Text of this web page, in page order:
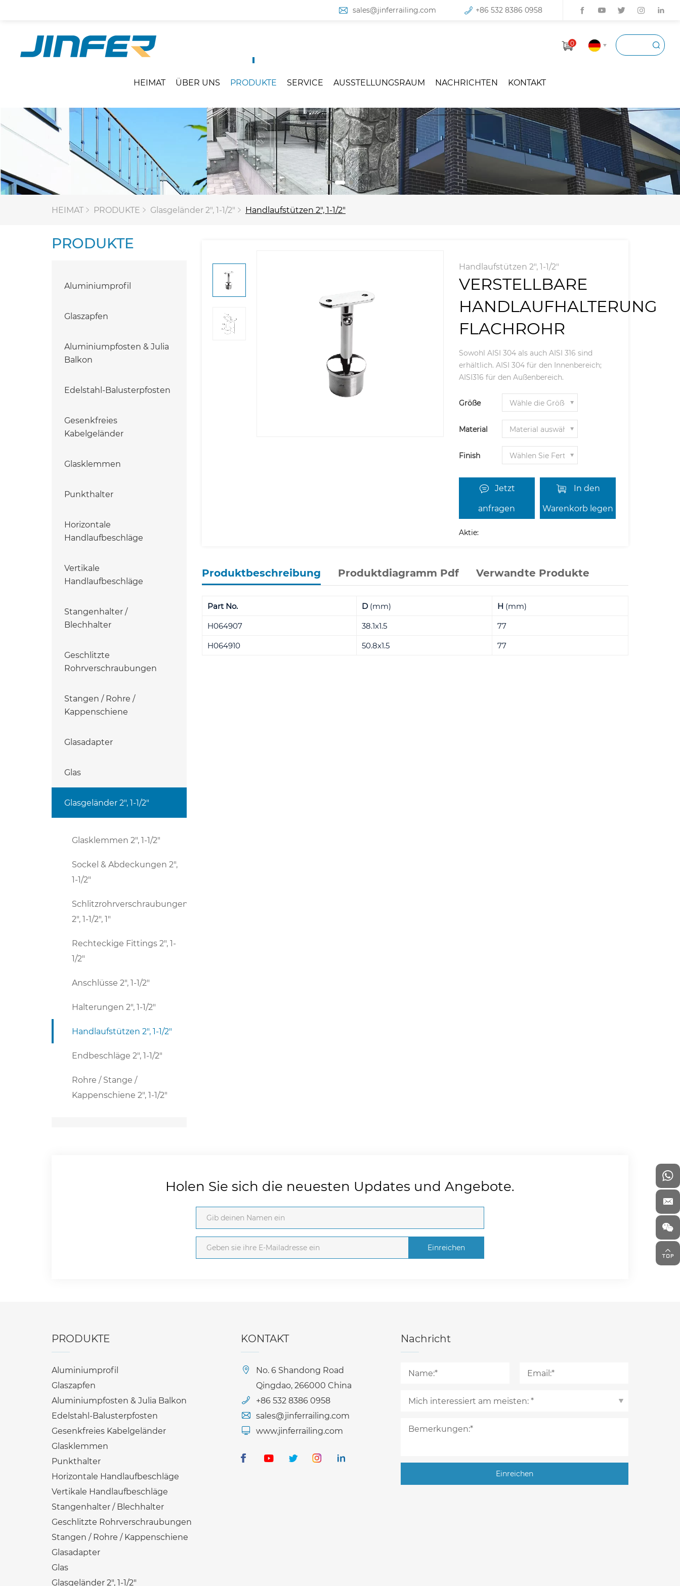
sales@jinferrailing.com +86 532 8386 0958
0
HEIMAT ÜBER UNS PRODUKTE SERVICE AUSSTELLUNGSRAUM NACHRICHTEN KONTAKT
HEIMAT PRODUKTE Glasgeländer 2", 1-1/2" Handlaufstützen 2", 1-1/2"
PRODUKTE
Aluminiumprofil
Glaszapfen
Aluminiumpfosten & Julia
Balkon
Edelstahl-Balusterpfosten
Gesenkfreies
Kabelgeländer
Glasklemmen
Punkthalter
Horizontale
Handlaufbeschläge
Vertikale
Handlaufbeschläge
Stangenhalter /
Blechhalter
Geschlitzte
Rohrverschraubungen
Stangen / Rohre /
Kappenschiene
Glasadapter
Glas
Glasgeländer 2", 1-1/2"
Glasklemmen 2", 1-1/2"
Sockel & Abdeckungen 2",
1-1/2"
Schlitzrohrverschraubungen
2", 1-1/2", 1"
Rechteckige Fittings 2", 1-
1/2"
Anschlüsse 2", 1-1/2"
Halterungen 2", 1-1/2"
Handlaufstützen 2", 1-1/2"
Endbeschläge 2", 1-1/2"
Rohre / Stange /
Kappenschiene 2", 1-1/2"
Handlaufstützen 2", 1-1/2"
VERSTELLBARE
HANDLAUFHALTERUNG
FLACHROHR
Sowohl AISI 304 als auch AISI 316 sind
erhältlich. AISI 304 für den Innenbereich;
AISI316 für den Außenbereich.
Größe
Material
Finish
Jetzt
anfragen
In den
Warenkorb legen
Aktie:
Produktbeschreibung Produktdiagramm Pdf Verwandte Produkte
Part No. D(mm) H(mm)
H064907
38.1x1.5
77
H064910
50.8x1.5 77
Holen Sie sich die neuesten Updates und Angebote.
Einreichen
PRODUKTE
Aluminiumprofil
Glaszapfen
Aluminiumpfosten & Julia Balkon
Edelstahl-Balusterpfosten
Gesenkfreies Kabelgeländer
Glasklemmen
Punkthalter
Horizontale Handlaufbeschläge
Vertikale Handlaufbeschläge
Stangenhalter / Blechhalter
Geschlitzte Rohrverschraubungen
Stangen / Rohre / Kappenschiene
Glasadapter
Glas
Glasgeländer 2", 1-1/2"
KONTAKT
No. 6 Shandong Road
Qingdao, 266000 China
+86 532 8386 0958
sales@jinferrailing.com
www.jinferrailing.com
Nachricht
Einreichen